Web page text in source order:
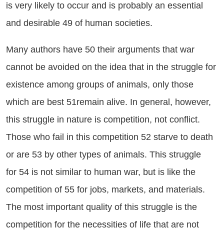
is very likely to occur and is probably an essential
and desirable 49 of human societies.
authors have 50 their arguments that war
cannot be avoided on the idea that in the struggle for
existence among groups of animals, only those
which are best 51remain alive. In general, however,
this struggle in nature is competition, not conflict.
Those who fail in this competition 52 starve to death
or are 53 by other types of animals. This struggle
for 54 is not similar to human war, but is like the
competition of 55 for jobs, markets, and materials.
The most important quality of this struggle is the
competition for the necessities of life that are not